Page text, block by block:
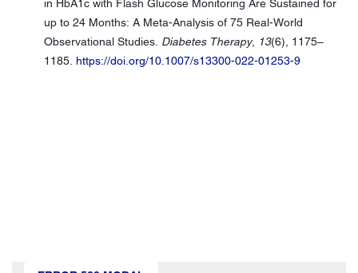
in HbA1c with Flash Glucose Monitoring Are Sustained for
up to 24 Months: A Meta-Analysis of 75 Real-World
Observational Studies. Diabetes Therapy, 13(6), 1175–
1185. https://doi.org/10.1007/s13300-022-01253-9